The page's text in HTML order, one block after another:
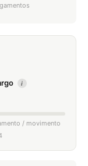
i
/ movimento